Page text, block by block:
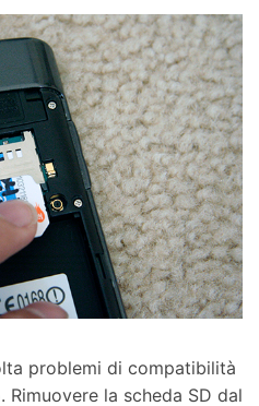
problemi di compatibilità
Rimuovere la scheda SD dal